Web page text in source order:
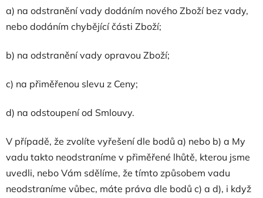
a) na odstranění vady dodáním nového Zboží bez vady,
nebo dodáním chybějící části Zboží;
b) na odstranění vady opravou Zboží;
c) na přiměřenou slevu z Ceny;
d) na odstoupení od Smlouvy.
V případě, že zvolíte vyřešení dle bodů a) nebo b) a My
vadu takto neodstraníme v přiměřené lhůtě, kterou jsme
uvedli, nebo Vám sdělíme, že tímto způsobem vadu
neodstraníme vůbec, máte práva dle bodů c) a d), i když